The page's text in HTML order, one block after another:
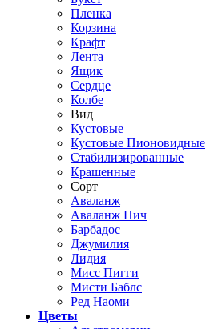
Пленка
Корзина
Крафт
Лента
Ящик
Сердце
Колбе
Вид
Кустовые
Кустовые Пионовидные
Стабилизированные
Крашенные
Сорт
Аваланж
Аваланж Пич
Барбадос
Джумилия
Лидия
Мисс Пигги
Мисти Баблс
Ред Наоми
Цветы